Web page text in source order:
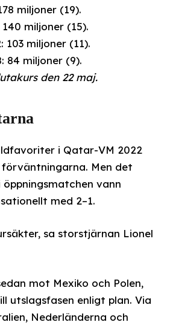
miljoner (19).
miljoner (15).
103 miljoner (11).
84 miljoner (9).
den 22 maj.
i Qatar-VM 2022
Men det
vann
med 2–1.
sa storstjärnan Lionel
mot Mexiko och Polen,
utslagsfasen enligt plan. Via
Nederländerna och